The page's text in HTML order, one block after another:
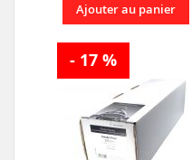
Ajouter au panier
- 17 %